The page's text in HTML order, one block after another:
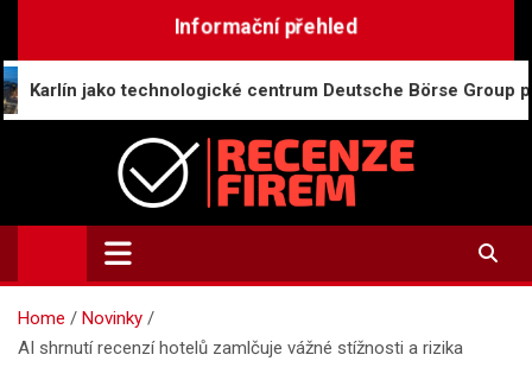
content
Informační přehled
technologické centrum Deutsche Börse Group posiluje
Recenze-firem.cz
Recenze firem, hodnocení zaměstnavatelů, názory a
Home
Novinky
AI shrnutí recenzí hotelů zamlčuje vážné stížnosti a rizika